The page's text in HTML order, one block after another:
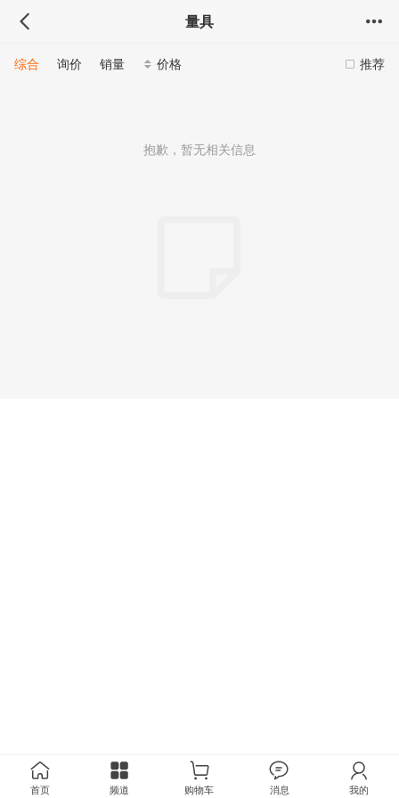
量具
推荐
综合 询价 销量 价格
抱歉，暂无相关信息
首页 频道 购物车 消息 我的